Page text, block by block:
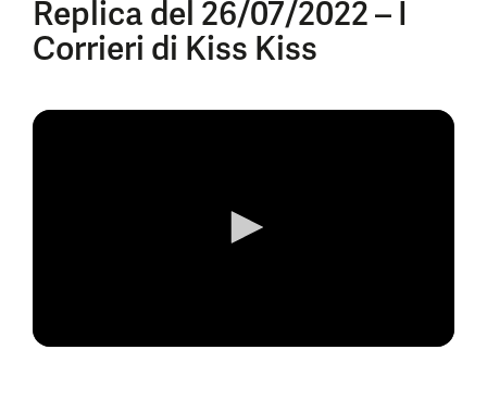
Replica del 26/07/2022 – I
Corrieri di Kiss Kiss